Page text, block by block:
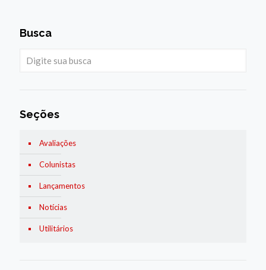
Busca
Seções
Avaliações
Colunistas
Lançamentos
Notícias
Utilitários